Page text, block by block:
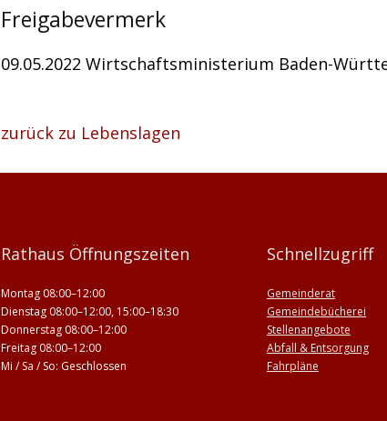
Freigabevermerk
09.05.2022 Wirtschaftsministerium Baden-
zurück zu Lebenslagen
Rathaus Öffnungszeiten
Montag 08:00–12:00
Dienstag 08:00–12:00, 15:00–18:30
Donnerstag 08:00–12:00
Freitag 08:00–12:00
Mi / Sa / So: Geschlossen
Schnellzugriff
Gemeinderat
Gemeindebücherei
Stellenangebote
Abfall & Entsorgung
Fahrpläne